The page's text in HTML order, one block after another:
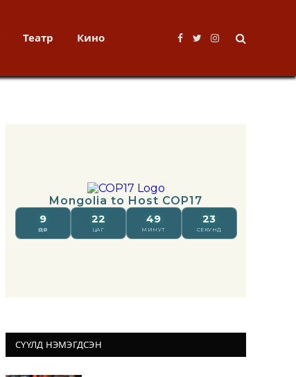
Театр Кино
Facebook
TwitterInstagram
СҮҮЛД НЭМЭГДСЭН